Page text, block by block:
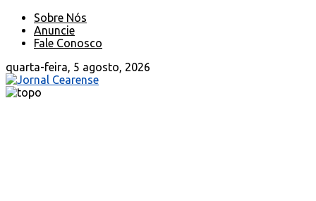
Sobre Nós
Anuncie
Fale Conosco
quarta-feira, 5 agosto, 2026